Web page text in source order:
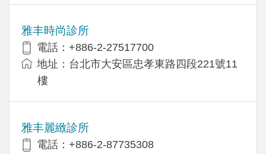
雅丰時尚診所
電話：+886-2-27517700
地址：台北市大安區忠孝東路四段221號11
樓
雅丰麗緻診所
電話：+886-2-87735308